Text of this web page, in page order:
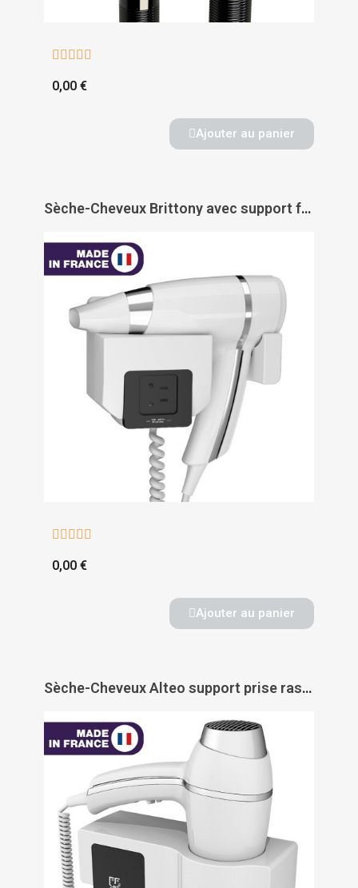
    
0,00 €
Ajouter au panier
Sèche-Cheveux Brittony avec support frontal prise rasoir - JVD
    
0,00 €
Ajouter au panier
Sèche-Cheveux Alteo support prise rasoir - JVD